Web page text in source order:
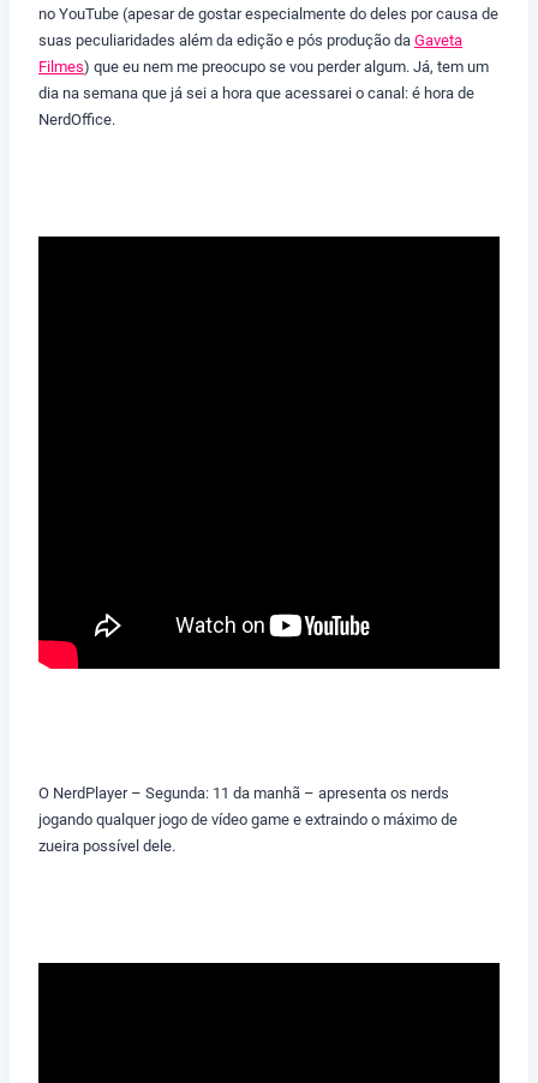
no YouTube (apesar de gostar especialmente do deles por causa de
suas peculiaridades além da edição e pós produção da Gaveta
Filmes) que eu nem me preocupo se vou perder algum. Já, tem um
dia na semana que já sei a hora que acessarei o canal: é hora de
NerdOffice.
O NerdPlayer – Segunda: 11 da manhã – apresenta os nerds
jogando qualquer jogo de vídeo game e extraindo o máximo de
zueira possível dele.